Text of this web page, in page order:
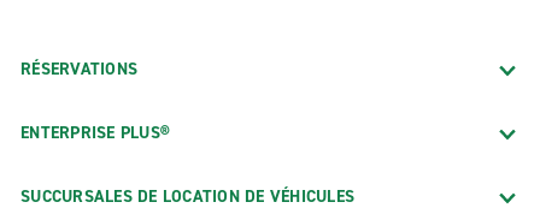
RÉSERVATIONS
ENTERPRISE PLUS®
SUCCURSALES DE LOCATION DE VÉHICULES